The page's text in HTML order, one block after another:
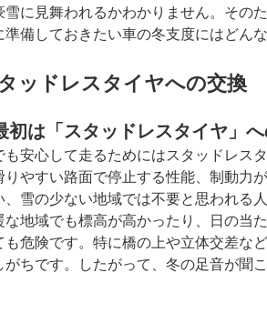
雪に見舞われるかわかりません。その
準備しておきたい車の冬支度にはどん
ッドレスタイヤへの交換
初は「スタッドレスタイヤ」へ
も安心して走るためにはスタッドレス
りやすい路面で停止する性能、制動力
、雪の少ない地域では不要と思われる
な地域でも標高が高かったり、日の当
も危険です。特に橋の上や立体交差な
がちです。したがって、冬の足音が聞